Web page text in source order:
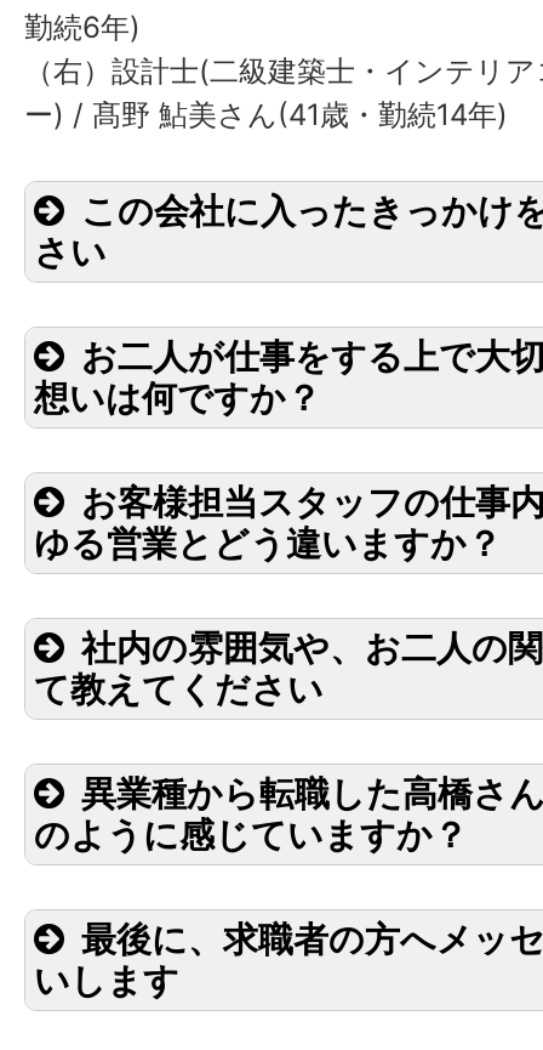
勤続6年)
（右）設計士(二級建築士・インテリ
ー) / 髙野 鮎美さん(41歳・勤続14年)
この会社に入ったきっかけ
さい
前職は建築とはまったく違う業界
会社だよ」
家づく
さんの話を聞く会社」
「
く続けられそう」
だな
お二人が仕事をする上で大
想いは何ですか？
「友達の家を建てるつもりでやろ
「それ、使いにくくな
「将来困らん？」
のことも想像しながら話す
その考え方はすごく大事
一緒に悩ん
ていく感じ
お客様担当スタッフの仕事
ゆる営業とどう違いますか？
問い合わせや見学会をき
ださったお客様の対応
「何か
社内の雰囲気や、お二人の
て教えてください
かなり話
の職場だ
「そういえば、この現場どうなっ
異業種から転職した高橋さ
のように感じていますか？
当たり前
分からないことをそのままにしな
最後に、求職者の方へメッ
いします